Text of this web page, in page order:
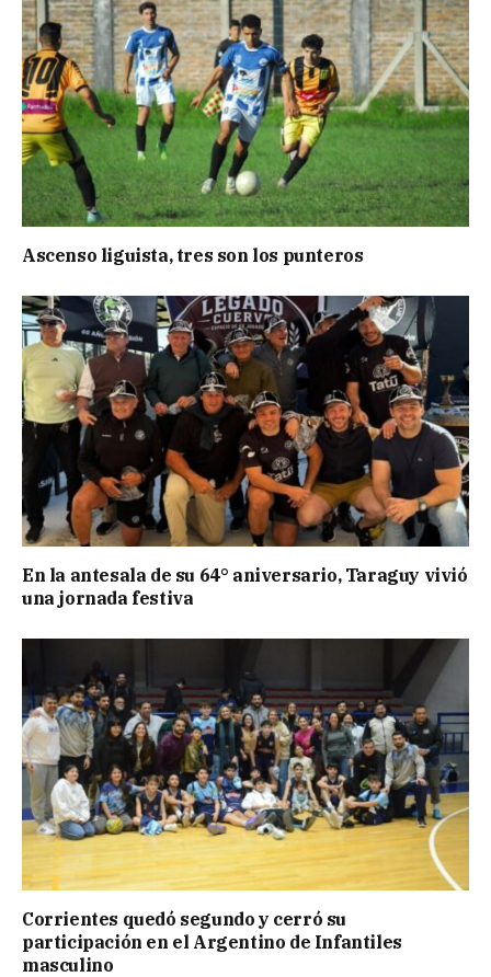
Ascenso liguista, tres son los punteros
En la antesala de su 64° aniversario, Taraguy vivió
una jornada festiva
Corrientes quedó segundo y cerró su
participación en el Argentino de Infantiles
masculino